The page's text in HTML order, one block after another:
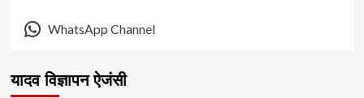
WhatsApp Channel
यादव विज्ञापन ऐजंसी